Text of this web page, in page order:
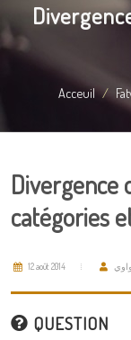
Acceuil
Divergence
catégories
12 août 2014
QUESTION